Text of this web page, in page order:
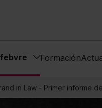
Formación
in Law - Primer informe